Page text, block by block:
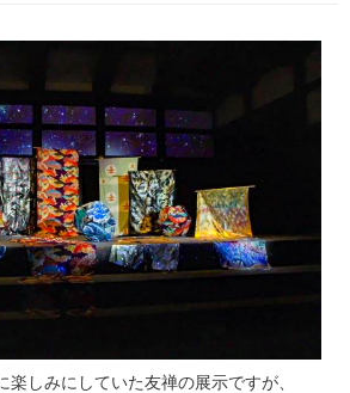
しみにしていた友禅の展示ですが、